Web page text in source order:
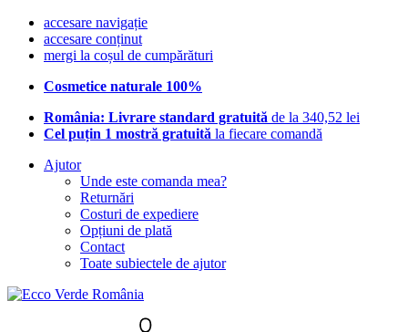
accesare navigație
accesare conținut
mergi la coșul de cumpărături
Cosmetice naturale 100%
România: Livrare standard gratuită de la 340,52 lei
Cel puțin 1 mostră gratuită la fiecare comandă
Ajutor
Unde este comanda mea?
Returnări
Costuri de expediere
Opțiuni de plată
Contact
Toate subiectele de ajutor